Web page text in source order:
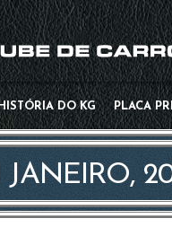
HISTÓRIA DO KG PLACA